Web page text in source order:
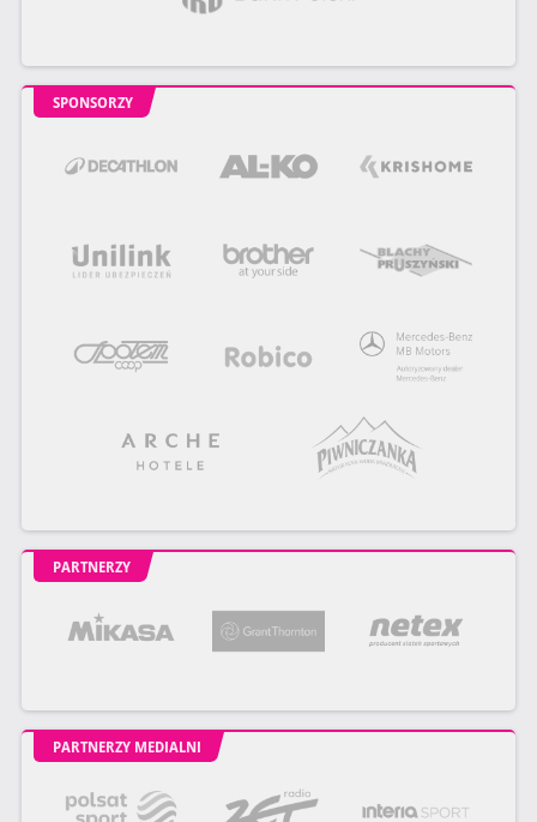
SPONSORZY
PARTNERZY
PARTNERZY MEDIALNI